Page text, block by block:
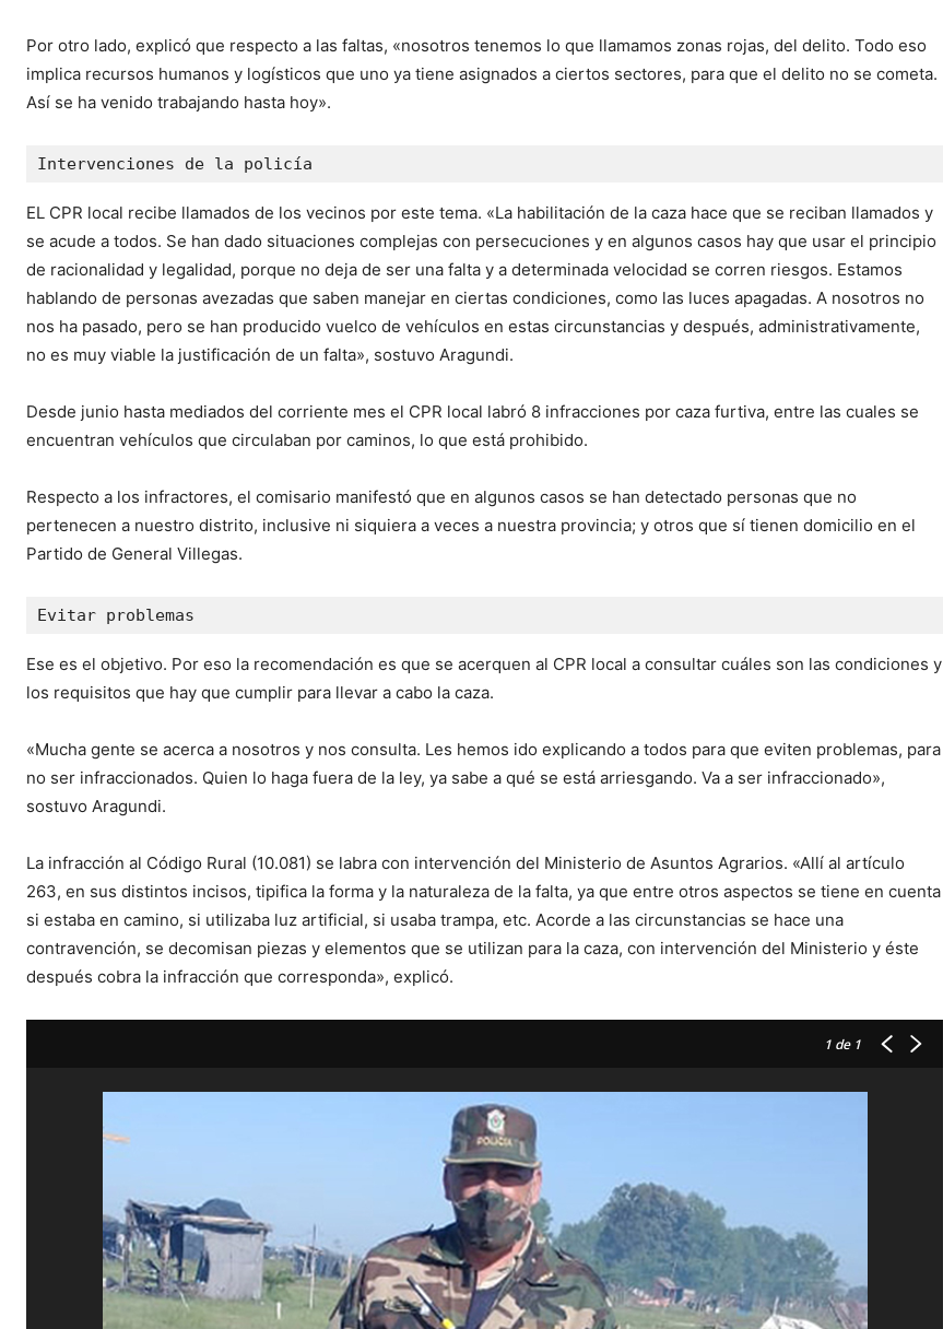
Por otro lado, explicó que respecto a las faltas, «nosotros tenemos lo que llamamos zonas rojas, del delito. Todo eso
implica recursos humanos y logísticos que uno ya tiene asignados a ciertos sectores, para que el delito no se cometa.
Así se ha venido trabajando hasta hoy».
Intervenciones de la policía
EL CPR local recibe llamados de los vecinos por este tema. «La habilitación de la caza hace que se reciban llamados y
se acude a todos. Se han dado situaciones complejas con persecuciones y en algunos casos hay que usar el principio
de racionalidad y legalidad, porque no deja de ser una falta y a determinada velocidad se corren riesgos. Estamos
hablando de personas avezadas que saben manejar en ciertas condiciones, como las luces apagadas. A nosotros no
nos ha pasado, pero se han producido vuelco de vehículos en estas circunstancias y después, administrativamente,
no es muy viable la justificación de un falta», sostuvo Aragundi.
Desde junio hasta mediados del corriente mes el CPR local labró 8 infracciones por caza furtiva, entre las cuales se
encuentran vehículos que circulaban por caminos, lo que está prohibido.
Respecto a los infractores, el comisario manifestó que en algunos casos se han detectado personas que no
pertenecen a nuestro distrito, inclusive ni siquiera a veces a nuestra provincia; y otros que sí tienen domicilio en el
Partido de General Villegas.
Evitar problemas
Ese es el objetivo. Por eso la recomendación es que se acerquen al CPR local a consultar cuáles son las condiciones y
los requisitos que hay que cumplir para llevar a cabo la caza.
«Mucha gente se acerca a nosotros y nos consulta. Les hemos ido explicando a todos para que eviten problemas, para
no ser infraccionados. Quien lo haga fuera de la ley, ya sabe a qué se está arriesgando. Va a ser infraccionado»,
sostuvo Aragundi.
La infracción al Código Rural (10.081) se labra con intervención del Ministerio de Asuntos Agrarios. «Allí al artículo
263, en sus distintos incisos, tipifica la forma y la naturaleza de la falta, ya que entre otros aspectos se tiene en cuenta
si estaba en camino, si utilizaba luz artificial, si usaba trampa, etc. Acorde a las circunstancias se hace una
contravención, se decomisan piezas y elementos que se utilizan para la caza, con intervención del Ministerio y éste
después cobra la infracción que corresponda», explicó.
1 de 1